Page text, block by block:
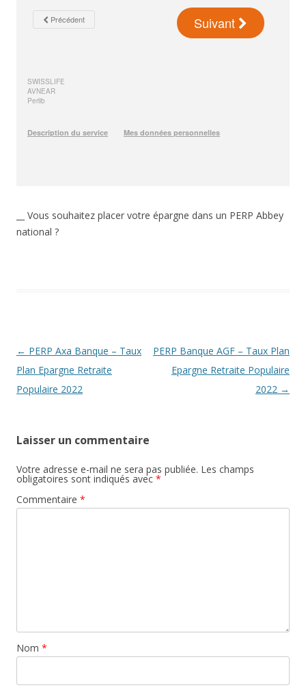
__ Vous souhaitez placer votre épargne dans un PERP Abbey
national ?
Navigation
des
articles
← PERP Axa Banque – Taux
Plan Epargne Retraite
Populaire 2022
PERP Banque AGF – Taux Plan
Epargne Retraite Populaire
2022 →
Laisser un commentaire
Votre adresse e-mail ne sera pas publiée. Les champs
obligatoires sont indiqués avec *
Commentaire *
Nom *